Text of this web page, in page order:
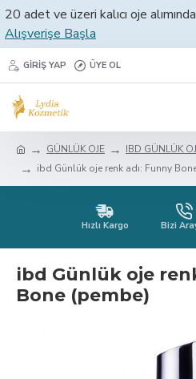
20 adet ve üzeri kalıcı oje
Alışverişe Başla
GIRIŞ YAP ÜYE OL
GÜNLÜK OJE
IBD GÜNLÜK
ibd Günlük oje renk adı: Funny
Hızlı Kargo Bizi
ibd Günlük oje
Bone (pembe)